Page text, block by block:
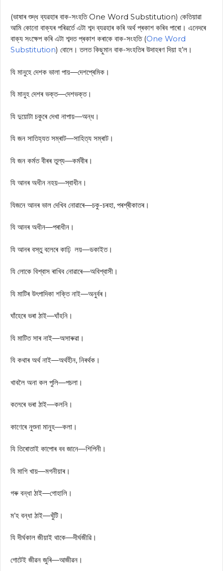
(ভাষাৰ শুদ্ধ ব্যৱহাৰ বাক-সংহতি One Word Substitution) কেতিয়াৱা
আমি কোনো বাক্যৰ পৰিৱৰ্তে এটা শব্দ ব্যৱহাৰ কৰি অৰ্থ প্ৰকাশ কৰিব পাৰো। এনেদৰে
বাক্য সংক্ষেপ কৰি এটা শব্দত প্ৰকাশ কৰাকে বাক-সংহতি (One Word
Substitution) বোলে। তলত কিছুমান বাক-সংহতিৰ উদাহৰণ দিয়া হ’ল।
যি মানুহে দেশক ভালা পায়—দেশপ্ৰেমিক।
যি মানুহ দেশৰ ভক্ত—দেশভক্ত।
যি দুয়োটা চকুৰে দেখা নাপায়—অন্ধ।
যি জন সাতিহ্যত সম্ৰাট—সাহিত্য সম্ৰাট।
যি জন কৰ্মত বীৰৰ তুল্য—কৰ্মবীৰ।
যি আনৰ অধীন নহয়—স্বাধীন।
যিজনে আনৰ ভাল দেখিব নোৱাৰে—চকু-চৰহা, পৰশ্ৰীকাতৰ।
যি আনৰ অধীন—পৰাধীন।
যি আনৰ বস্তু বলেৰে কাঢ়ি লয়—ডকাইত।
যি লোকে বিশ্বাস ৰাখিব নোৱাৰে—অবিশ্বাসী।
যি মাটিৰ উৎপাদিকা শক্তি নাই—অনুৰ্বৰ।
ঘাঁহেৰে ভৰা ঠাই—ঘাঁহনি।
যি মাটিত সাৰ নাই—অসাৰুৱা।
যি কথাৰ অৰ্থ নাই—অৰ্থহীন, নিৰৰ্থক।
খাবলৈ অনা কল পুলি—পচলা।
কলেৰে ভৰা ঠাই—কলনি।
কাণেৰে নুশুনা মানুহ—কলা।
যি তিৰোতাই কাপোৰ বব জানে—শিপিনী।
যি মাগি খায়—মগনীয়াৰ।
গৰু বন্ধা ঠাই—গোহালি।
ম’হ বন্ধা ঠাই—খুঁটি।
যি দীৰ্ঘকাল জীয়াই থাকে—দীৰ্ঘজীৱি।
গোটেই জীৱন জুৰি—আজীৱন।